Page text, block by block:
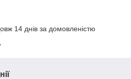
14 днів за домовленістю